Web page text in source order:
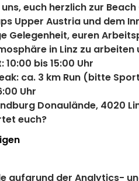
euch herzlich zur
Upper Austria und dem
Gelegenheit, euren
in Linz zu arbeiten
10:00 bis 15:00 Uhr
ca. 3 km Run (bitte
Uhr
Donaulände, 4020
euch?
aufgrund der Analytics-